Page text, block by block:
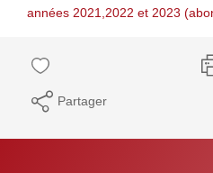
années 2021,2022 et 2023
Partager